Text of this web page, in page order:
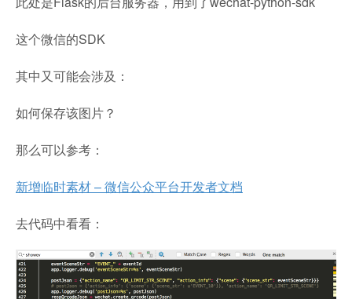
这个微信的SDK
其中又可能会涉及：
如何保存该图片？
那么可以参考：
新增临时素材 – 微信公众平台开发者文档
去代码中看看：